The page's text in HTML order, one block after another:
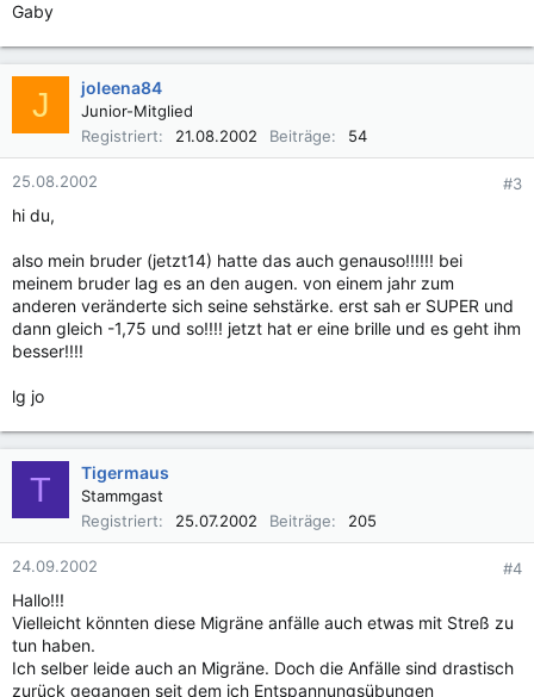
Gaby
J joleena84
Junior-Mitglied
Registriert
21.08.2002 Beiträge 54
25.08.2002 #3
hi du,
also mein bruder (jetzt14) hatte das auch genauso!!!!!! bei
meinem bruder lag es an den augen. von einem jahr zum
anderen veränderte sich seine sehstärke. erst sah er SUPER und
dann gleich -1,75 und so!!!! jetzt hat er eine brille und es geht ihm
besser!!!!
lg jo
T Tigermaus
Stammgast
Registriert
25.07.2002 Beiträge 205
24.09.2002 #4
Hallo!!!
Vielleicht könnten diese Migräne anfälle auch etwas mit Streß zu
tun haben.
Ich selber leide auch an Migräne. Doch die Anfälle sind drastisch
zurück gegangen seit dem ich Entspannungsübungen